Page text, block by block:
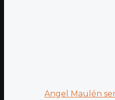
Angel Maulén